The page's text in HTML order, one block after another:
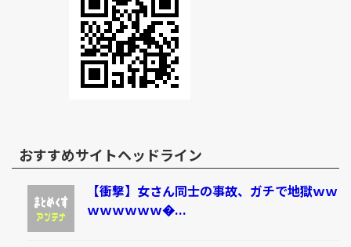
おすすめサイトヘッドライン
【衝撃】女さん同士の事故、ガチで地獄ｗｗ
ｗｗｗｗｗｗ�...